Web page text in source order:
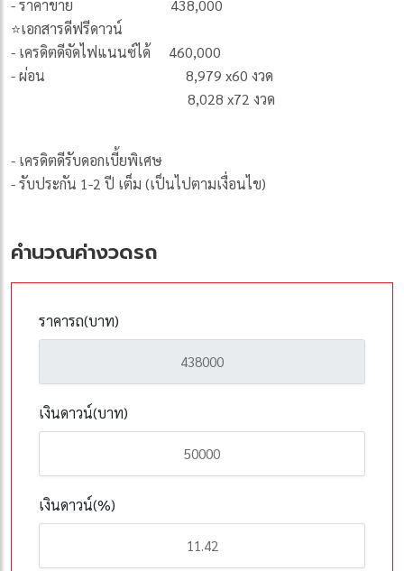
- ราคาขาย 438,000
⭐️เอกสารดีฟรีดาวน์
- เครดิตดีจัดไฟแนนซ์ได้ 460,000
- ผ่อน 8,979 x60 งวด
8,028 x72 งวด
- เครดิตดีรับดอกเบี้ยพิเศษ
- รับประกัน 1-2 ปี เต็ม (เป็นไปตามเงื่อนไข)
คำนวณค่างวดรถ
ราคารถ(บาท)
เงินดาวน์(บาท)
เงินดาวน์(%)